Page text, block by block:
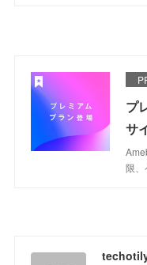
プ
サ
限、